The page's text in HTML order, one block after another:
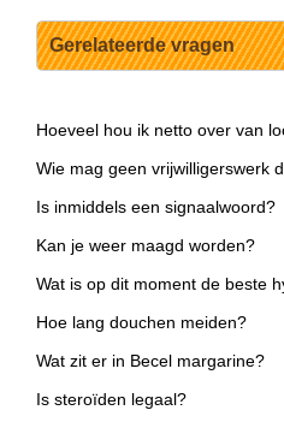
Gerelateerde vragen
Hoeveel hou ik netto over van
Wie mag geen vrijwilligerswerk
Is inmiddels een signaalwoord?
Kan je weer maagd worden?
Wat is op dit moment de beste
Hoe lang douchen meiden?
Wat zit er in Becel margarine?
Is steroïden legaal?